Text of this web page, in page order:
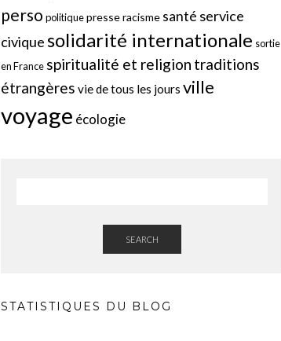
perso politiquepresseracisme santé service
civiquesolidarité internationale sortie
en France spiritualité et religion traditions
étrangères vie de tous les jours ville
voyage écologie
SEARCH
STATISTIQUES DU BLOG